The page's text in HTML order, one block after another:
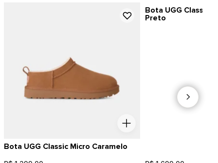
Bota UGG Classic Micro Caramelo
Bota UGG Classic
Preto